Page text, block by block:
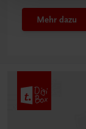
Mehr dazu